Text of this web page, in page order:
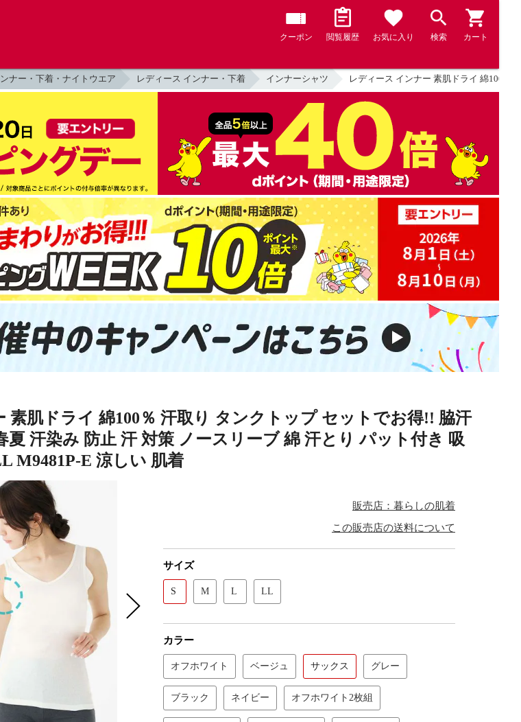
クーポン 閲覧履歴 お気に入り 検索 カート
ナー・下着・ナイトウエア レディース インナー・下着 インナーシャツ レディース インナー 素肌ドライ 綿100％
素肌ドライ 綿100％ 汗取り タンクトップ セットでお得!! 脇汗
夏 汗染み 防止 汗 対策 ノースリーブ 綿 汗とり パット付き 吸
M9481P-E 涼しい 肌着
販売店：暮らしの肌着
この販売店の送料について
サイズ
S M L LL
カラー
オフホワイト ベージュ サックス グレー
ブラック ネイビー オフホワイト2枚組